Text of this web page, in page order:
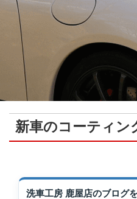
新車のコーティン
洗車工房 鹿屋店のブログ